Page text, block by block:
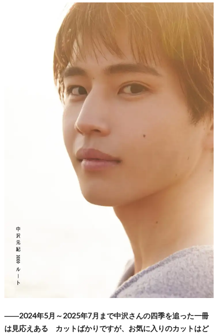
――2024年5月～2025年7月まで中沢さんの四季を追った一冊
は見応えある カットばかりですが、お気に入りのカットはど